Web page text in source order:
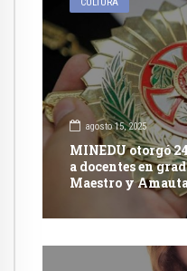
agosto 15, 2025
MINEDU otorgó
a docentes en
Maestro y